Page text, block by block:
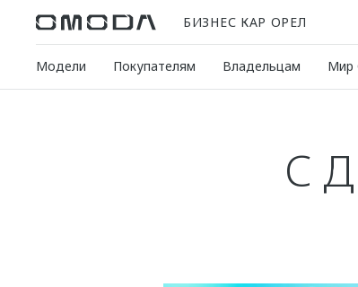
БИЗНЕС КАР ОРЕЛ
Модели Покупателям Владельцам Мир
С